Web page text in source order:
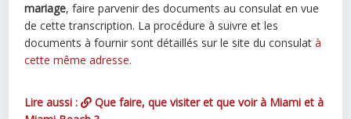
mariage, faire parvenir des documents au consulat en vue
de cette transcription. La procédure à suivre et les
documents à fournir sont détaillés sur le site du consulatà
cette même adresse.
Lire aussi :
Que faire, que visiter et que voir à Miami et à